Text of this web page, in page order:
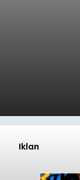
Iklan